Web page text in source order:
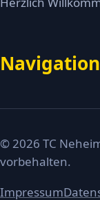
Navigation
© 2026 TC
vorbehalten.
Impressum